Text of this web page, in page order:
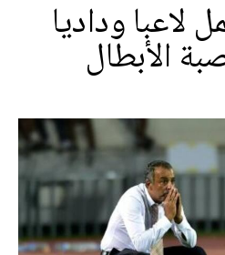
لاعبا وداديا
الأبطال